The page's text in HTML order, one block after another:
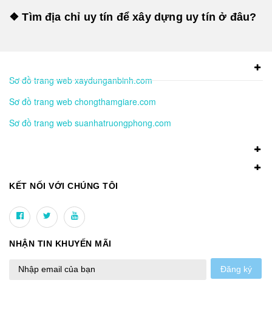
❖ Tìm địa chỉ uy tín để xây dựng uy tín ở đâu?
Sơ đồ trang web xaydunganbinh.com
Sơ đồ trang web chongthamgiare.com
Sơ đồ trang web suanhatruongphong.com
KẾT NỐI VỚI CHÚNG TÔI
NHẬN TIN KHUYẾN MÃI
Đăng ký